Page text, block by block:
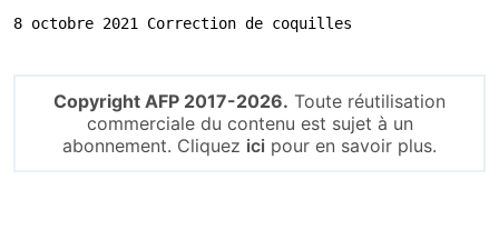
8 octobre 2021 Correction de coquilles
Copyright AFP 2017-2026. Toute réutilisation
commerciale du contenu est sujet à un
abonnement. Cliquez ici pour en savoir plus.